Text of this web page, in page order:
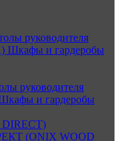
руководителя
Шкафы и гардеробы
руководителя
и гардеробы
(ONIX WOOD